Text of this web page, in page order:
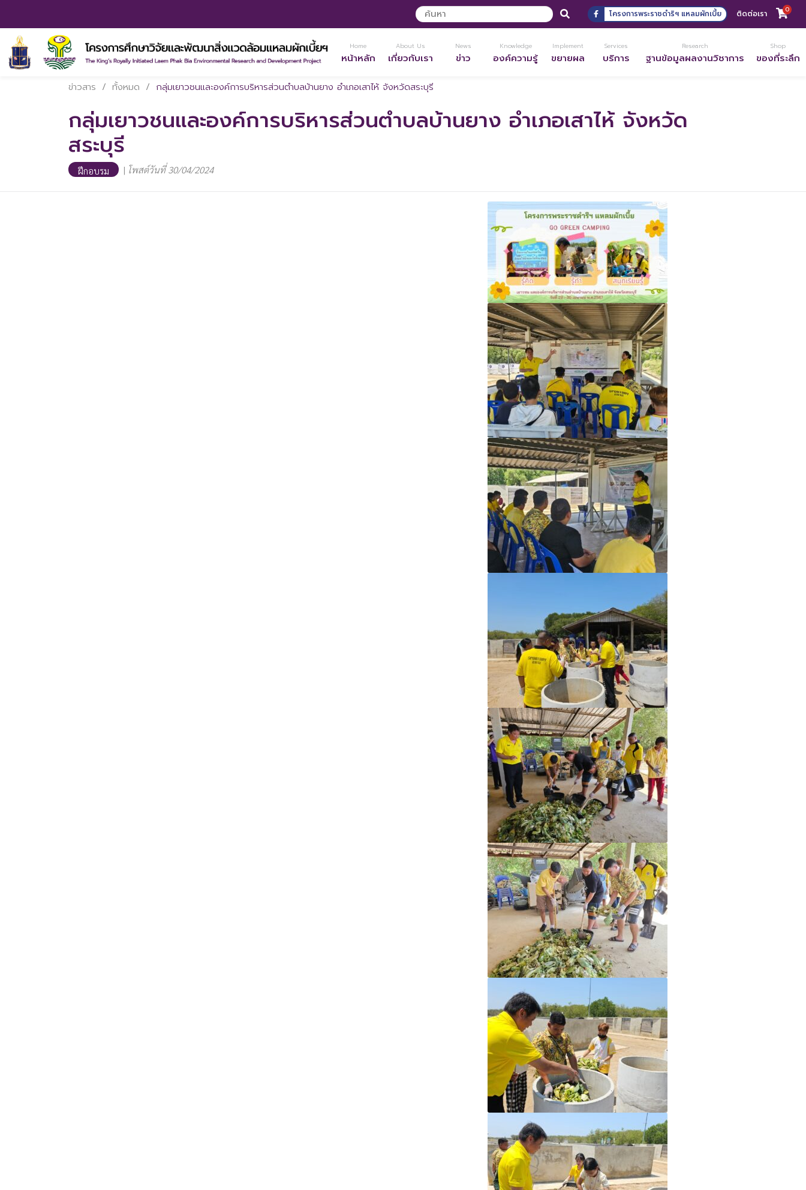
โครงการพระราชดำริฯ แหลมผักเบี้ย ติดต่อเรา 0
Home
หน้าหลัก
About Us
เกี่ยวกับเรา
News
ข่าว
Knowledge
องค์ความรู้
Implement
ขยายผล
Services
บริการ
Research
ฐานข้อมูลผลงานวิชาการ
Shop
ของที่ระลึก
ข่าวสาร / ทั้งหมด / กลุ่มเยาวชนและองค์การบริหารส่วนตำบลบ้านยาง อำเภอเสาไห้ จังหวัดสระบุรี
กลุ่มเยาวชนและองค์การบริหารส่วนตำบลบ้านยาง อำเภอเสาไห้ จังหวัด
สระบุรี
ฝึกอบรม | โพสต์วันที่ 30/04/2024